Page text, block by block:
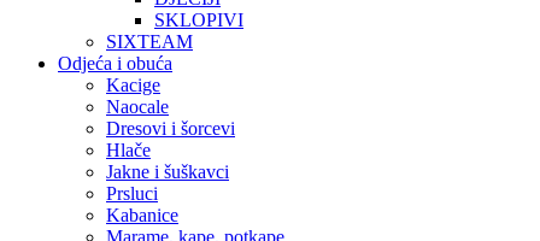
SKLOPIVI
SIXTEAM
Odjeća i obuća
Kacige
Naocale
Dresovi i šorcevi
Hlače
Jakne i šuškavci
Prsluci
Kabanice
Marame, kape, potkape